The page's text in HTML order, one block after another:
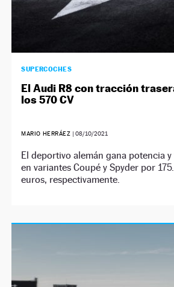
SUPERCOCHES
El Audi R8 con tracción
los 570 CV
MARIO HERRÁEZ | 08/10/2021
El deportivo alemán gana potencia
en variantes Coupé y Spyder por
euros, respectivamente.